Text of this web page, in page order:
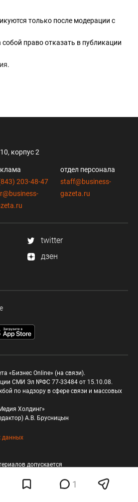
только после модерации с
собой право отказать в публикации
.
1
корпус 2
203-48-47
отдел персонала
staff@business-
gazeta.ru
twitter
дзен
«Бизнес Online» (на связи).
СМИ Эл №ФС 77-33484 от 15.10.08.
по надзору в сфере связи и массовых
Холдинг»
А.В. Брусницын
данных
допускается